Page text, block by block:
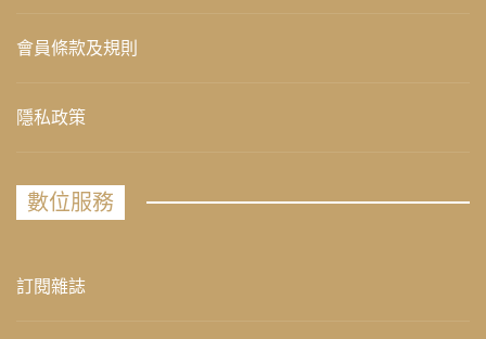
會員條款及規則
隱私政策
數位服務
訂閱雜誌